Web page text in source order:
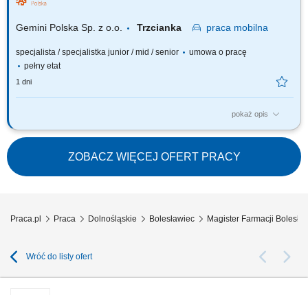
każdemu Pacjentowi możesz poświęcić tyle czasu, ile potrzebujesz i to Ty
Gemini Polska Sp. z o.o. Trzcianka praca mobilna
specjalista / specjalistka junior / mid / senior
umowa o pracę
pełny etat
1 dni
pokaż opis
Czego możesz się spodziewać? dynamiki pracy – z jednej strony
pracujesz w dużym zespole, z drugiej – z wieloma Pacjentami, dla nas to
Ty jesteś ekspertem – wierzymy w Twoją fachową wiedzę, dlatego
każdemu Pacjentowi możesz poświęcić tyle czasu, ile potrzebujesz i to Ty
decydujesz...
ZOBACZ WIĘCEJ OFERT PRACY
Praca.pl Praca Dolnośląskie Bolesławiec Magister Farmacji
Wróć do listy ofert